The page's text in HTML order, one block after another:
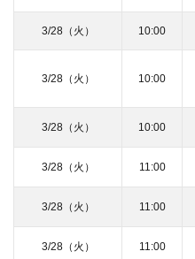
3/28（火） 10:00
3/28（火） 10:00
3/28（火） 10:00
3/28（火） 11:00
3/28（火） 11:00
3/28（火） 11:00